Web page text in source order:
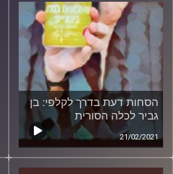
הסחות דעת בדרך לקלפי: בן
גביר לכלה הסורית
21/02/2021